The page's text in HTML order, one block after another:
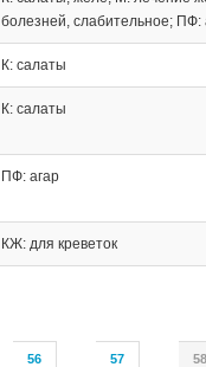
56 57 58
болезней, слабительное; ПФ:
К: салаты
К: салаты
ПФ: агар
КЖ: для креветок